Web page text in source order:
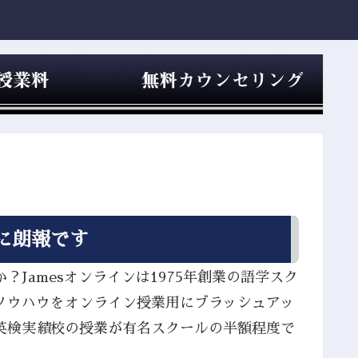
朗報です
Jamesオンラインは1975年創業の語学スク
ハウをオンライン授業用にブラッシュアッ
実績校の授業が有名スクールの半額程度で